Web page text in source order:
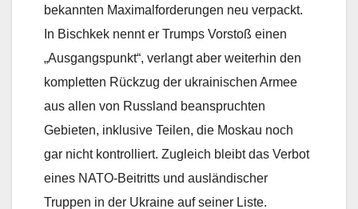
bekannten Maximalforderungen neu verpackt.
In Bischkek nennt er Trumps Vorstoß einen
„Ausgangspunkt“, verlangt aber weiterhin den
kompletten Rückzug der ukrainischen Armee
aus allen von Russland beanspruchten
Gebieten, inklusive Teilen, die Moskau noch
gar nicht kontrolliert. Zugleich bleibt das Verbot
eines NATO-Beitritts und ausländischer
Truppen in der Ukraine auf seiner Liste.